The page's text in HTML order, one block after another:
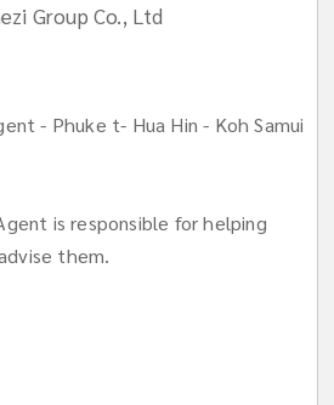
Group Co., Ltd
- Phuke t- Hua Hin - Koh Samui
is responsible for helping
them.